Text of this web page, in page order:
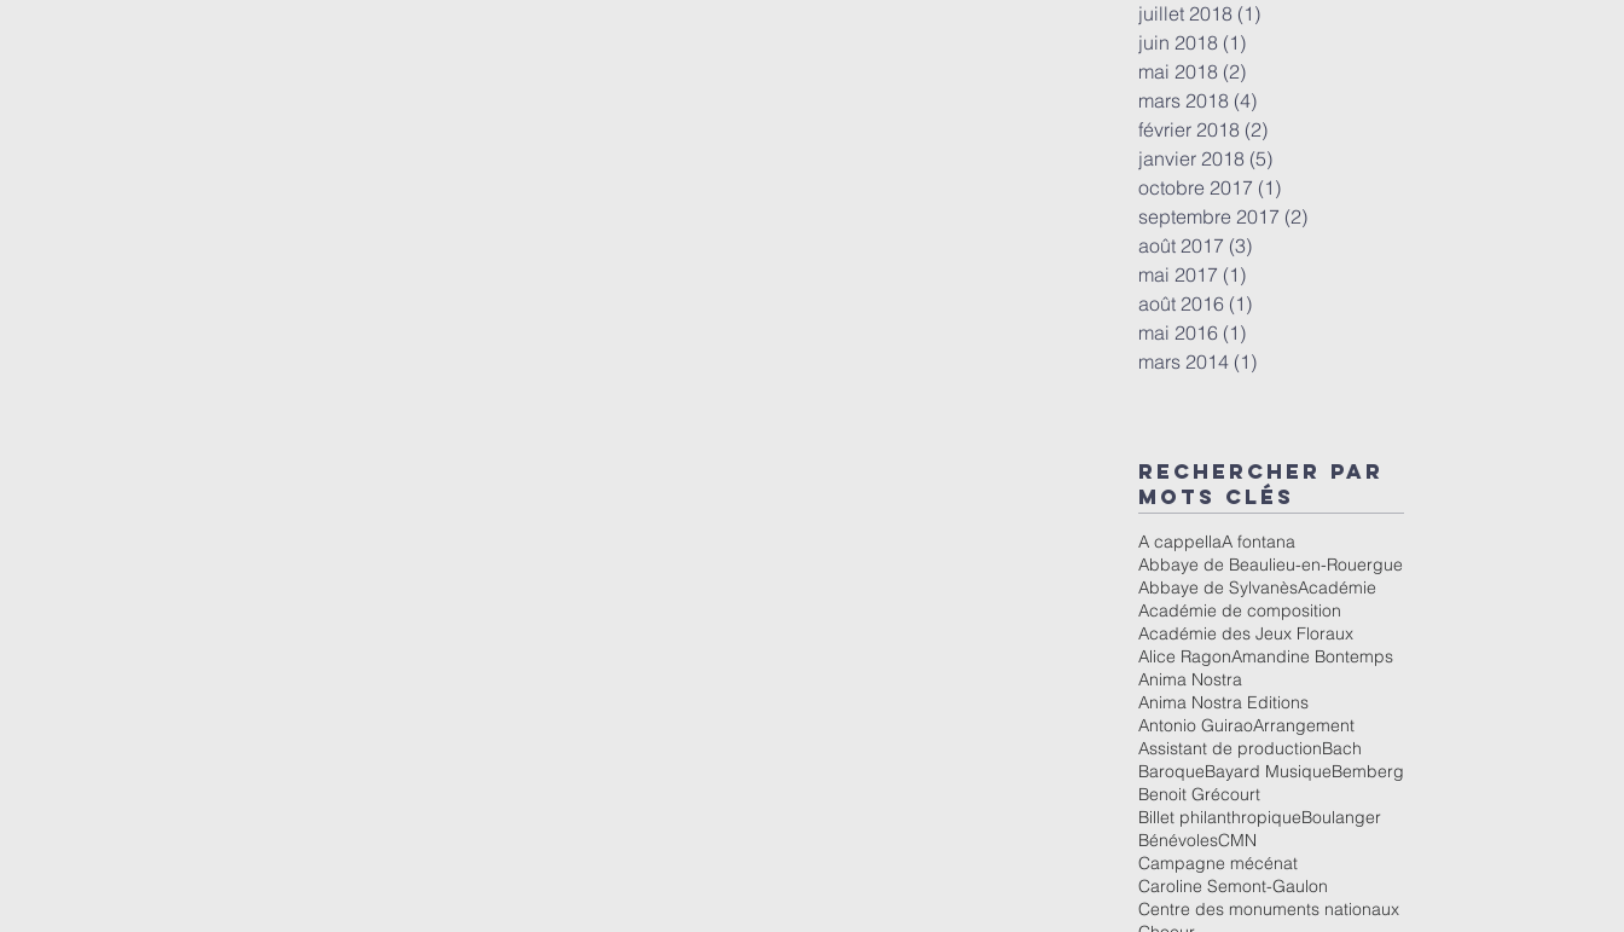
juillet 2018 (1)
juin 2018 (1)
mai 2018 (2)
mars 2018 (4)
février 2018 (2)
janvier 2018 (5)
octobre 2017 (1)
septembre 2017 (2)
août 2017 (3)
mai 2017 (1)
août 2016 (1)
mai 2016 (1)
mars 2014 (1)
Rechercher par
mots clés
A cappellaA fontana
Abbaye de Beaulieu-en-Rouergue
Abbaye de SylvanèsAcadémie
Académie de composition
Académie des Jeux Floraux
Alice RagonAmandine Bontemps
Anima Nostra
Anima Nostra Editions
Antonio GuiraoArrangement
Assistant de productionBach
BaroqueBayard MusiqueBemberg
Benoit Grécourt
Billet philanthropiqueBoulanger
BénévolesCMN
Campagne mécénat
Caroline Semont-Gaulon
Centre des monuments nationaux